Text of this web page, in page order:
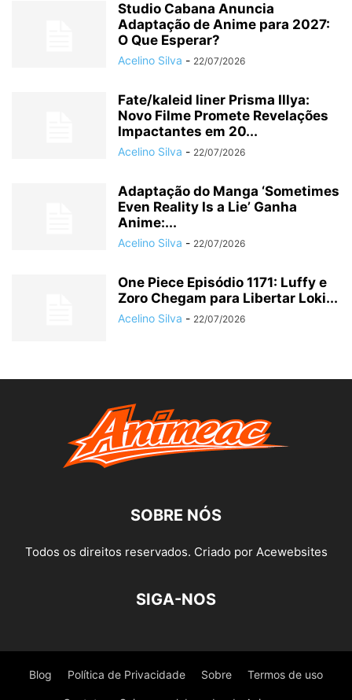
Studio Cabana Anuncia
Adaptação de Anime para 2027:
O Que Esperar?
Acelino Silva - 22/07/2026
Fate/kaleid liner Prisma Illya:
Novo Filme Promete Revelações
Impactantes em 20...
Acelino Silva - 22/07/2026
Adaptação do Manga ‘Sometimes
Even Reality Is a Lie’ Ganha
Anime:...
Acelino Silva - 22/07/2026
One Piece Episódio 1171: Luffy e
Zoro Chegam para Libertar Loki...
Acelino Silva - 22/07/2026
SOBRE NÓS
Todos os direitos reservados. Criado por Acewebsites
SIGA-NOS
Blog Política de Privacidade Sobre Termos de uso